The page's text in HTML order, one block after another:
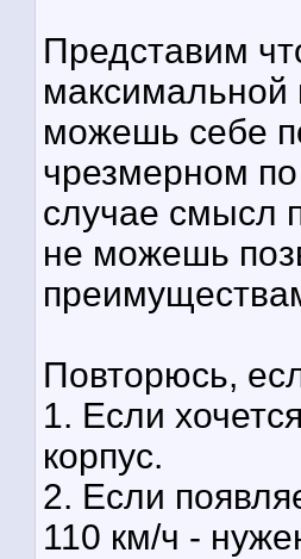
Представим
можешь себе
чрезмерном
случае смысл
не можешь
Повторюсь,
1. Если
корпус.
2. Если
110 км/ч -